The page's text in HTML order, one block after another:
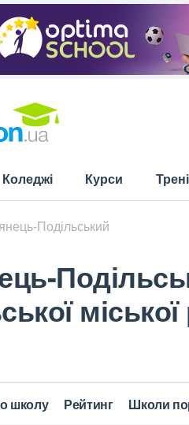
Коледжі Курси
Подільський
школу Рейтинг Школи